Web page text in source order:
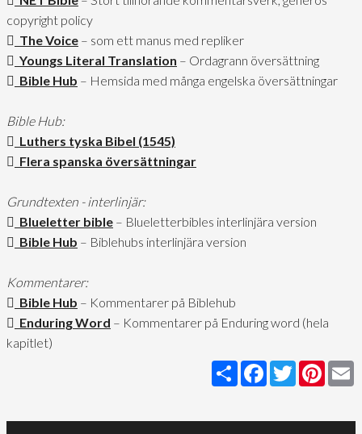
copyright policy
The Voice – som ett manus med repliker
Youngs Literal Translation – Ordagrann översättning
Bible Hub – Hemsida med många engelska översättningar
Bible Hub:
Luthers tyska Bibel (1545)
Flera spanska översättningar
Grundtexten - interlinjär:
Blueletter bible – Blueletterbibles interlinjära version
Bible Hub – Biblehubs interlinjära version
Kommentarer:
Bible Hub – Kommentarer på Biblehub
Enduring Word – Kommentarer på Enduring word (hela
kapitlet)
Share Facebook
Twitter